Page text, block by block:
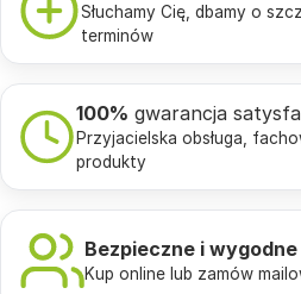
Słuchamy Cię, dbamy o
terminów
100% gwarancja
Przyjacielska obsługa,
produkty
Bezpieczne i
Kup online lub zamów